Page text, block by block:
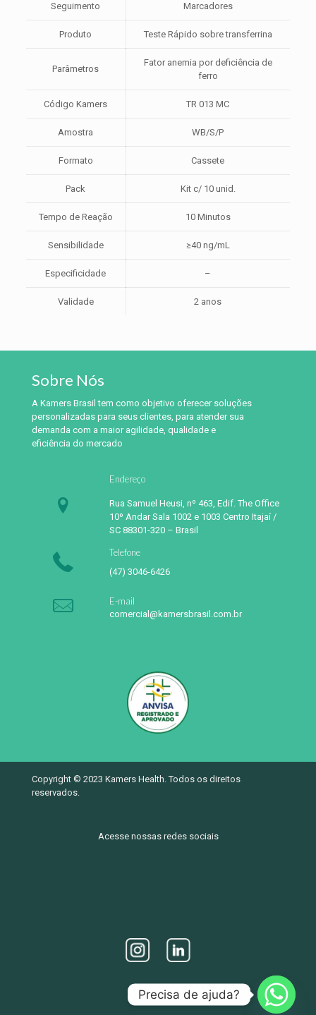
Seguimento Marcadores
Produto Teste Rápido sobre transferrina
Parâmetros
Fator anemia por deficiência de
ferro
Código Kamers TR 013 MC
Amostra WB/S/P
Formato Cassete
Pack Kit c/ 10 unid.
Tempo de Reação 10 Minutos
Sensibilidade ≥40 ng/mL
Especificidade –
Validade 2 anos
Sobre Nós
A Kamers Brasil tem como objetivo oferecer soluções
personalizadas para seus clientes, para atender sua
demanda com a maior agilidade, qualidade e
eficiência do mercado
Endereço
Rua Samuel Heusi, nº 463, Edif. The Office
10º Andar Sala 1002 e 1003 Centro Itajaí /
SC 88301-320 – Brasil
Telefone
(47) 3046-6426
E-mail
comercial@kamersbrasil.com.br
Copyright © 2023 Kamers Health. Todos os direitos
reservados.
Acesse nossas redes sociais
Precisa de ajuda?